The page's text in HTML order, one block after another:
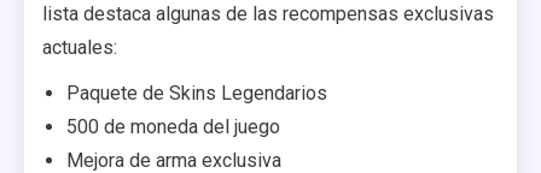
lista destaca algunas de las recompensas exclusivas
actuales:
Paquete de Skins Legendarios
500 de moneda del juego
Mejora de arma exclusiva